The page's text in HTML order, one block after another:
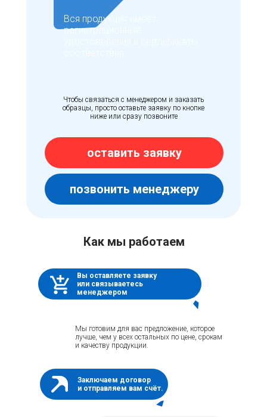
Чтобы связаться с менеджером и заказать
образцы, просто оставьте заявку по кнопке
ниже или сразу позвоните
Вся продукция имеет
регистрационные
позвонить менеджеру
оставить заявку
Как мы работаем
Вы оставляете заявку
или связываетесь
менеджером
Заключаем договор
и отправляем вам счёт.
Мы готовим для вас предложение, которое
лучше, чем у всех остальных по цене, срокам
и качеству продукции.